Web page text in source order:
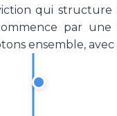
qui
par
ensemble,